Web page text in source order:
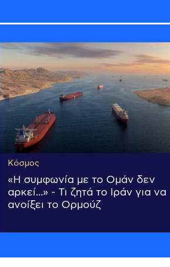
Κόσμος
«Η συμφωνία με το Ομάν δεν
αρκεί...» - Τι ζητά το Ιράν για να
ανοίξει το Ορμούζ